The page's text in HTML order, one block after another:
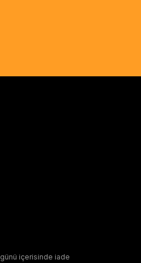
günü içerisinde iade